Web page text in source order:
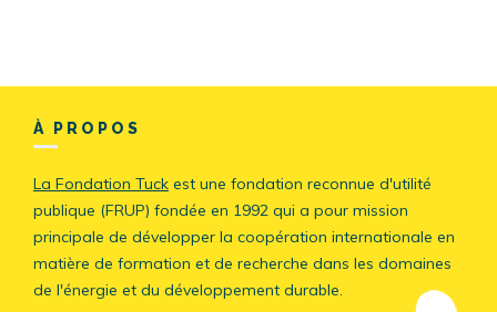
À PROPOS
La Fondation Tuck est une fondation reconnue d'utilité
publique (FRUP) fondée en 1992 qui a pour mission
principale de développer la coopération internationale en
matière de formation et de recherche dans les domaines
de l'énergie et du développement durable.